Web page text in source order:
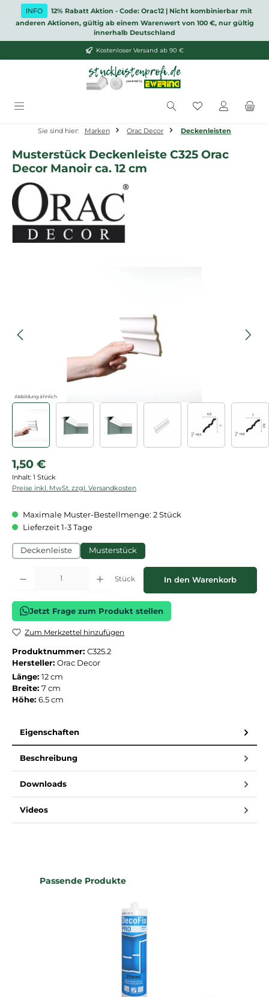
Zum Hauptinhalt springen
INFO
12% Rabatt Aktion - Code: Orac12 | Nicht kombinierbar mit
anderen Aktionen, gültig ab einem Warenwert von 100 €, nur gültig
innerhalb Deutschland
Kostenloser Versand ab 90 €
Du hast 0
Sie sind hier: Marken Orac Decor Deckenleisten
Musterstück Deckenleiste C325 Orac
Decor Manoir ca. 12 cm
Abbildung ähnlich
Regulärer Preis:
1,50 €
Inhalt: 1 Stück
Preise inkl. MwSt. zzgl. Versandkosten
Maximale Muster-Bestellmenge: 2 Stück
Lieferzeit 1-3 Tage
Deckenleiste Musterstück
Produkt Anzahl: Gib den gewünschten Wert ein oder benutze die
Stück In den Warenkorb
Jetzt Frage zum Produkt stellen
Zum Merkzettel hinzufügen
Produktnummer: C325.2
Hersteller: Orac Decor
Länge: 12 cm
Breite: 7 cm
Höhe: 6.5 cm
Eigenschaften
Beschreibung
Downloads
Videos
Produktgalerie überspringen
Passende Produkte